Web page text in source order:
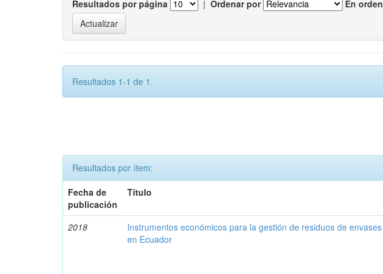
Resultados por página | Ordenar por En orden
Resultados 1-1 de 1.
Resultados por ítem:
Fecha de
publicación
Título
2018
Instrumentos económicos para la gestión de residuos de envases
en Ecuador